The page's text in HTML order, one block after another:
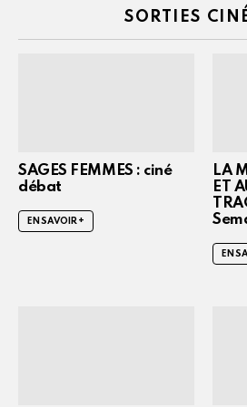
SORTIES
SAGES FEMMES : ciné
débat
EN SAVOIR +
LA
ET
EN